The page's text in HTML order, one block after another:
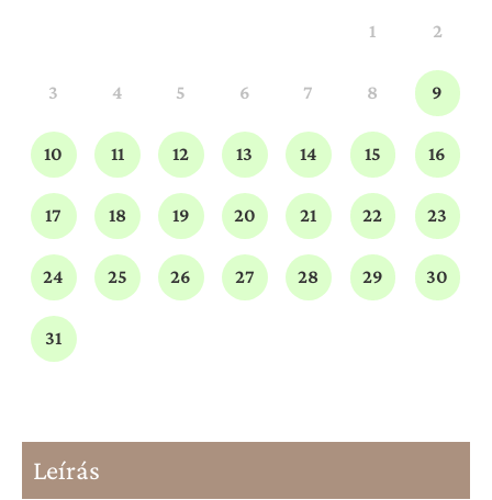
Leírás
1 2
3 4 5 6 7 8 9
10 11 12 13 14 15 16
17 18 19 20 21 22 23
24 25 26 27 28 29 30
31